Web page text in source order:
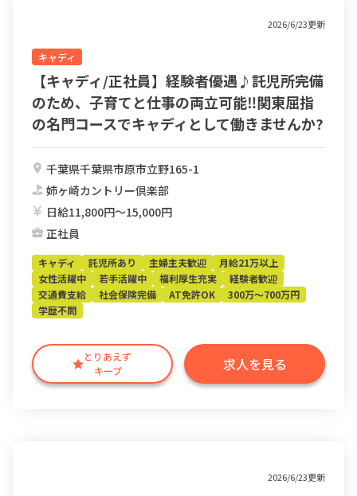
2026/6/23更新
キャディ
【キャディ/正社員】経験者優遇♪託児所完備
のため、子育てと仕事の両立可能‼︎関東屈指
の名門コースでキャディとして働きませんか?
千葉県千葉県市原市立野165-1
姉ヶ崎カントリー倶楽部
日給11,800円〜15,000円
正社員
とりあえず
キープ
求人を見る
キャディ 託児所あり 主婦主夫歓迎
月給21万以上
女性活躍中
若手活躍中 福利厚生充実
経験者歓迎
交通費支給
社会保険完備 AT免許OK
300万～700万円
学歴不問
2026/6/23更新